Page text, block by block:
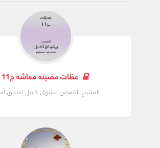
عظات مضيئه معاشه ج11
المتنيح القمص بيشوي كامل إسحق